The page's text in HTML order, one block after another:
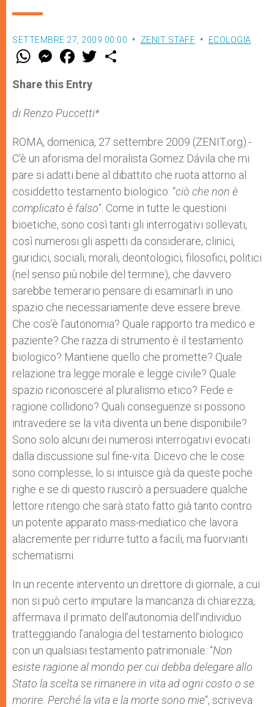
SETTEMBRE 27, 2009 00:00 ZENIT STAFF ECOLOGIA
W
t
s
p
p
M
e
s
e
g
e
F
a
e
b
o
k
w
r
Share this Entry
di Renzo Puccetti*
ROMA, domenica, 27 settembre 2009 (ZENIT.org).-
C’è un aforisma del moralista Gomez Dávila che mi
pare si adatti bene al dibattito che ruota attorno al
cosiddetto testamento biologico: “ciò che non è
complicato è falso“. Come in tutte le questioni
bioetiche, sono così tanti gli interrogativi sollevati,
così numerosi gli aspetti da considerare, clinici,
giuridici, sociali, morali, deontologici, filosofici, politici
(nel senso più nobile del termine), che davvero
sarebbe temerario pensare di esaminarli in uno
spazio che necessariamente deve essere breve.
Che cos’è l’autonomia? Quale rapporto tra medico e
paziente? Che razza di strumento è il testamento
biologico? Mantiene quello che promette? Quale
relazione tra legge morale e legge civile? Quale
spazio riconoscere al pluralismo etico? Fede e
ragione collidono? Quali conseguenze si possono
intravedere se la vita diventa un bene disponibile?
Sono solo alcuni dei numerosi interrogativi evocati
dalla discussione sul fine-vita. Dicevo che le cose
sono complesse, lo si intuisce già da queste poche
righe e se di questo riuscirò a persuadere qualche
lettore ritengo che sarà stato fatto già tanto contro
un potente apparato mass-mediatico che lavora
alacremente per ridurre tutto a facili, ma fuorvianti
schematismi.
In un recente intervento un direttore di giornale, a cui
non si può certo imputare la mancanza di chiarezza,
affermava il primato dell’autonomia dell’individuo
tratteggiando l’analogia del testamento biologico
con un qualsiasi testamento patrimoniale: “Non
esiste ragione al mondo per cui debba delegare allo
Stato la scelta se rimanere in vita ad ogni costo o se
morire. Perché la vita e la morte sono mie“, scriveva